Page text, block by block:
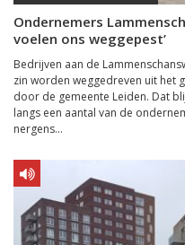
Ondernemers
voelen ons weggepest’
Bedrijven aan de
zin worden weggedreven uit het
door de gemeente Leiden. Dat
langs een aantal van de
nergens...